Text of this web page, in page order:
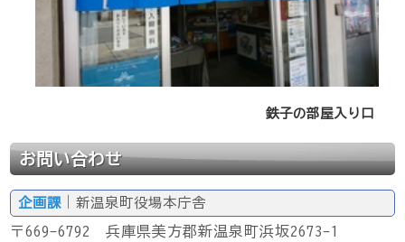
鉄子の部屋入り口
お問い合わせ
企画課 ｜新温泉町役場本庁舎
〒669-6792 兵庫県美方郡新温泉町浜坂2673-1